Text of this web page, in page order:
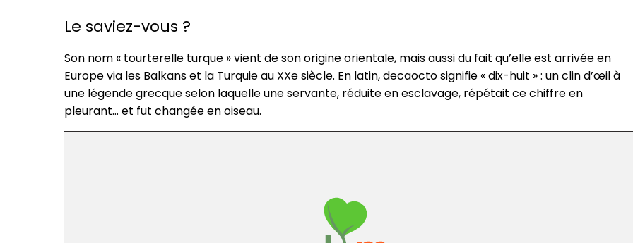
Le saviez-vous ?
Son nom « tourterelle turque » vient de son origine orientale, mais aussi du fait qu’elle est arrivée en
Europe via les Balkans et la Turquie au XXe siècle. En latin, decaocto signifie « dix-huit » : un clin d’œil à
une légende grecque selon laquelle une servante, réduite en esclavage, répétait ce chiffre en
pleurant… et fut changée en oiseau.